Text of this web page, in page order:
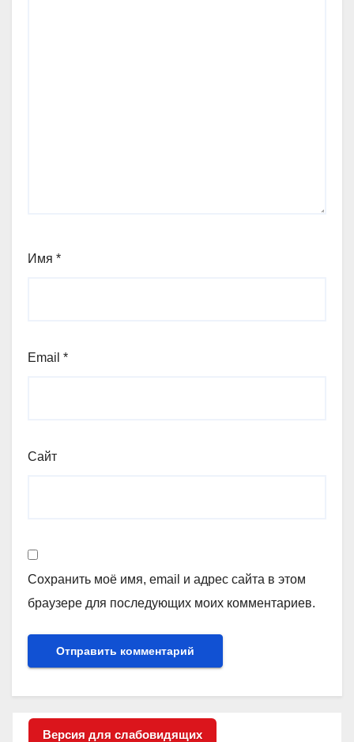
Имя *
Email *
Сайт
Сохранить моё имя, email и адрес сайта в этом
браузере для последующих моих комментариев.
Версия для слабовидящих